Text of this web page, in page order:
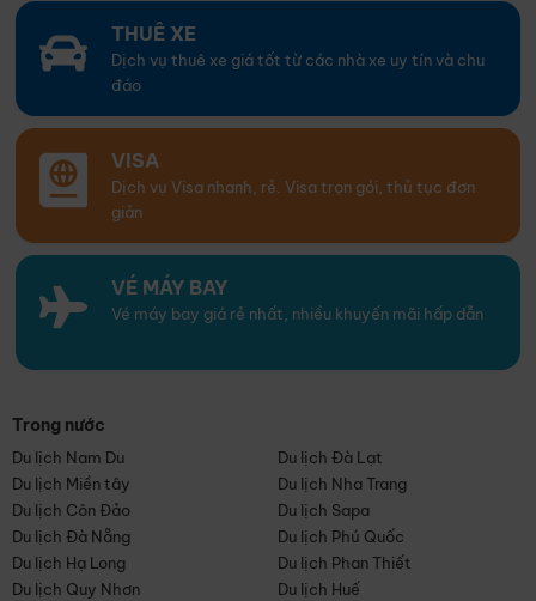
THUÊ XE
Dịch vụ thuê xe giá tốt từ các nhà xe uy tín và chu
đáo
VISA
Dịch vụ Visa nhanh, rẻ. Visa trọn gói, thủ tục đơn
giản
VÉ MÁY BAY
Vé máy bay giá rẻ nhất, nhiều khuyến mãi hấp dẫn
Trong nước
Du lịch Nam Du
Du lịch Đà Lạt
Du lịch Miền tây
Du lịch Nha Trang
Du lịch Côn Đảo
Du lịch Sapa
Du lịch Đà Nẵng
Du lịch Phú Quốc
Du lịch Hạ Long
Du lịch Phan Thiết
Du lịch Quy Nhơn
Du lịch Huế